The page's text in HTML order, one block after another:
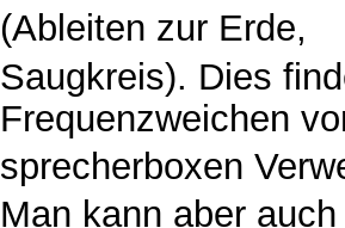
(Ableiten zur Erde,
Saugkreis). Dies
Frequenzweichen
sprecherboxen
Man kann aber